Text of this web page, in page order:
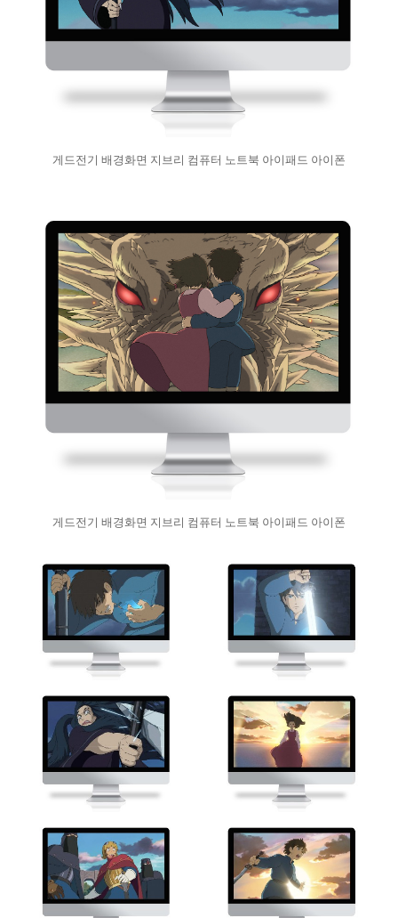
게드전기 배경화면 지브리 컴퓨터 노트북 아이패드 아이폰
게드전기 배경화면 지브리 컴퓨터 노트북 아이패드 아이폰